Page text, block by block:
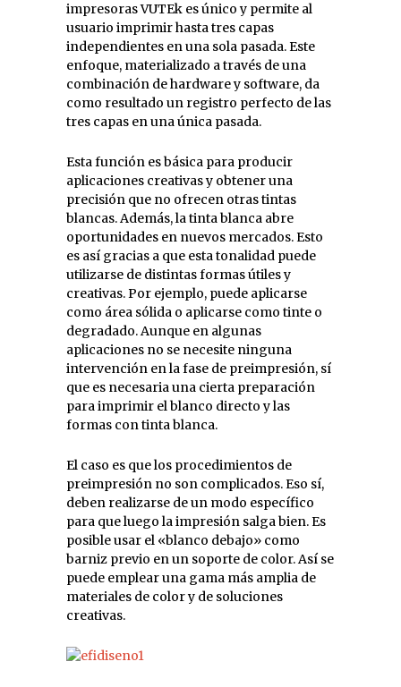
impresoras VUTEk es único y permite al
usuario imprimir hasta tres capas
independientes en una sola pasada. Este
enfoque, materializado a través de una
combinación de hardware y software, da
como resultado un registro perfecto de las
tres capas en una única pasada.
Esta función es básica para producir
aplicaciones creativas y obtener una
precisión que no ofrecen otras tintas
blancas. Además, la tinta blanca abre
oportunidades en nuevos mercados. Esto
es así gracias a que esta tonalidad puede
utilizarse de distintas formas útiles y
creativas. Por ejemplo, puede aplicarse
como área sólida o aplicarse como tinte o
degradado. Aunque en algunas
aplicaciones no se necesite ninguna
intervención en la fase de preimpresión, sí
que es necesaria una cierta preparación
para imprimir el blanco directo y las
formas con tinta blanca.
El caso es que los procedimientos de
preimpresión no son complicados. Eso sí,
deben realizarse de un modo específico
para que luego la impresión salga bien. Es
posible usar el «blanco debajo» como
barniz previo en un soporte de color. Así se
puede emplear una gama más amplia de
materiales de color y de soluciones
creativas.